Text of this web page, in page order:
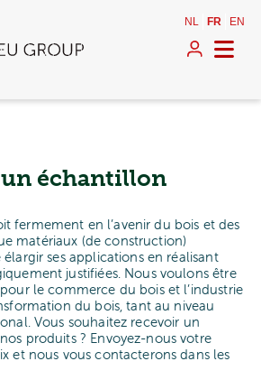
NL FR EN
un échantillon
fermement en l’avenir du bois et des
matériaux (de construction)
ses applications en réalisant
justifiées. Nous voulons être
le commerce du bois et l’industrie
du bois, tant au niveau
Vous souhaitez recevoir un
produits ? Envoyez-nous votre
et nous vous contacterons dans les